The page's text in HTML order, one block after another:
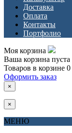
Доставка
Оплата
Контакты
Портфолио
Моя корзина
Ваша корзина пуста
Товаров в корзине 0
Оформить заказ
×
×
МЕНЮ